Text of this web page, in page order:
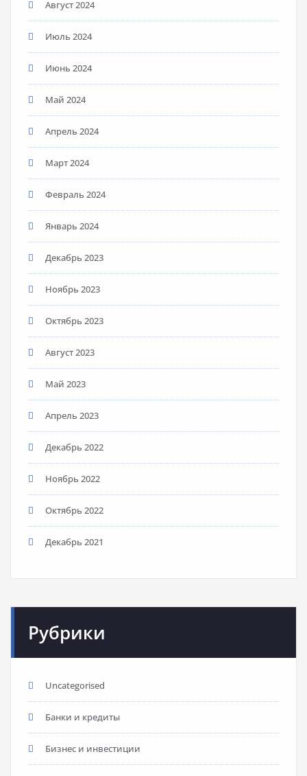
Август 2024
Июль 2024
Июнь 2024
Май 2024
Апрель 2024
Март 2024
Февраль 2024
Январь 2024
Декабрь 2023
Ноябрь 2023
Октябрь 2023
Август 2023
Май 2023
Апрель 2023
Декабрь 2022
Ноябрь 2022
Октябрь 2022
Декабрь 2021
Рубрики
Uncategorised
Банки и кредиты
Бизнес и инвестиции